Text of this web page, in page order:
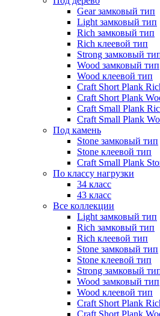
Gear замковый тип
Light замковый тип
Rich замковый тип
Rich клеевой тип
Strong замковый
Wood замковый тип
Wood клеевой тип
Craft Short Plank
Craft Short Plank
Craft Small Plank
Craft Small Plank
Под камень
Stone замковый тип
Stone клеевой тип
Craft Small Plank
По классу нагрузки
34 класс
43 класс
Все коллекции
Light замковый тип
Rich замковый тип
Rich клеевой тип
Stone замковый тип
Stone клеевой тип
Strong замковый
Wood замковый тип
Wood клеевой тип
Craft Short Plank
Craft Short Plank